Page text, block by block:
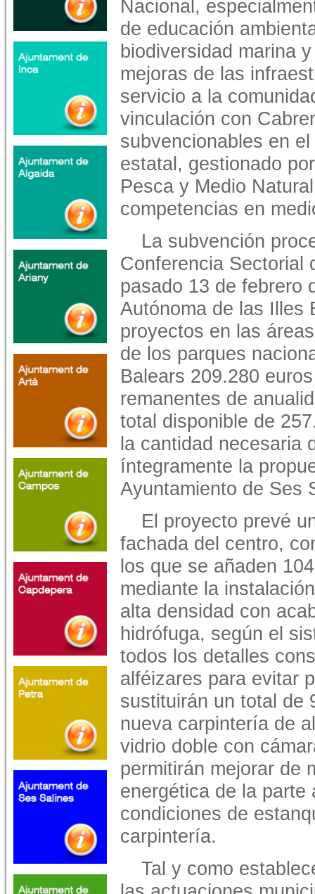
Nacional,
de educación
biodiversidad marina
mejoras de las
servicio a la
vinculación con
subvencionables en
estatal, gestionado
Pesca y Medio
competencias en
La subvención
Conferencia Sectorial
pasado 13 de febrero
Autónoma de las Illes
proyectos en las
de los parques
Balears 209.280
remanentes de
total disponible de
la cantidad necesaria
íntegramente la
Ayuntamiento de Ses
El proyecto prevé
fachada del centro,
los que se añaden
mediante la
alta densidad con
hidrófuga, según el
todos los detalles
alféizares para evitar
sustituirán un total de
nueva carpintería de
vidrio doble con
permitirán mejorar de
energética de la
condiciones de
carpintería.
Tal y como